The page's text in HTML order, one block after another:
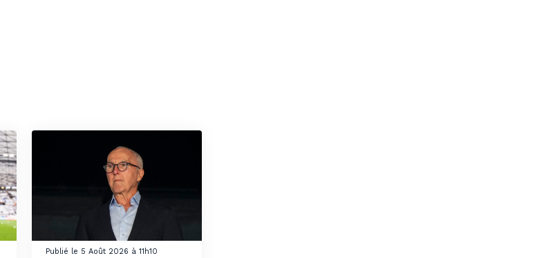
Publié le 5 Août 2026 à 11h10